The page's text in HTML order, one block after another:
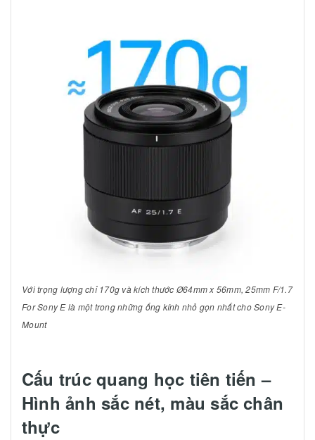
Với trọng lượng chỉ 170g và kích thước Ø64mm x 56mm, 25mm F/1.7
For Sony E là một trong những ống kính nhỏ gọn nhất cho Sony E-
Mount
Cấu trúc quang học tiên tiến –
Hình ảnh sắc nét, màu sắc chân
thực